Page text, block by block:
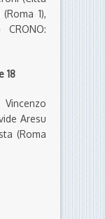
1),
18
Aresu
(Roma